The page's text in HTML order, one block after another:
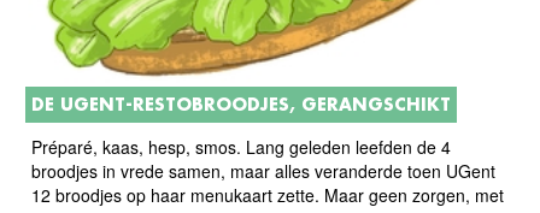
DE UGENT-RESTOBROODJES, GERANGSCHIKT
Préparé, kaas, hesp, smos. Lang geleden leefden de 4
broodjes in vrede samen, maar alles veranderde toen UGent
12 broodjes op haar menukaart zette. Maar geen zorgen, met